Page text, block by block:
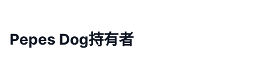
Pepes Dog持有者